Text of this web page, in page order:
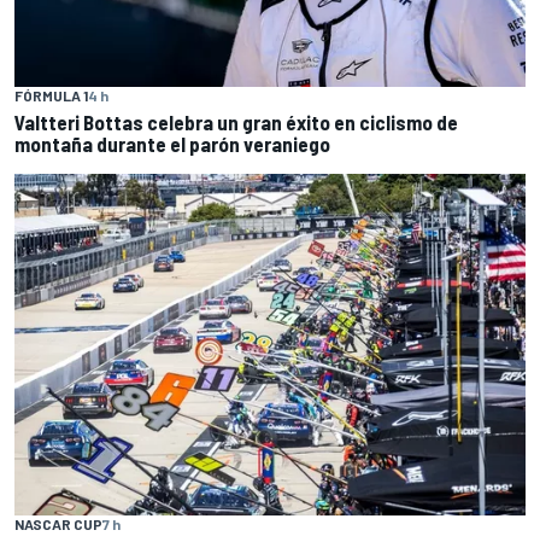
FÓRMULA 14 h
Valtteri Bottas celebra un gran éxito en ciclismo de
montaña durante el parón veraniego
NASCAR CUP7 h